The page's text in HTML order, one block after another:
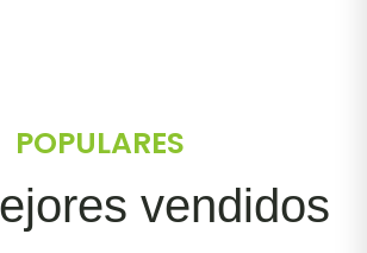
POPULARES
vendidos